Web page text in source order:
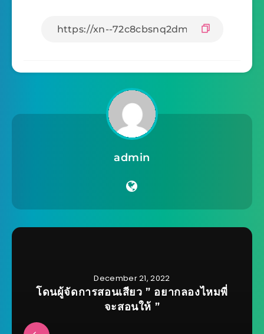
admin
December 21, 2022
โดนผู้จัดการสอนเสียว ” อยากลองไหมพี่
จะสอนให้ ”